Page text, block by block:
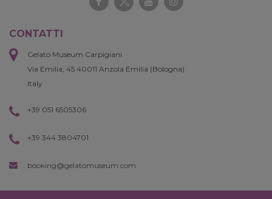
CONTATTI
Gelato Museum Carpigiani
Via Emilia, 45 40011 Anzola Emilia (Bologna)
Italy
+39 051 6505306
+39 344 3804701
booking@gelatomuseum.com